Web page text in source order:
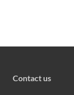
Contact us